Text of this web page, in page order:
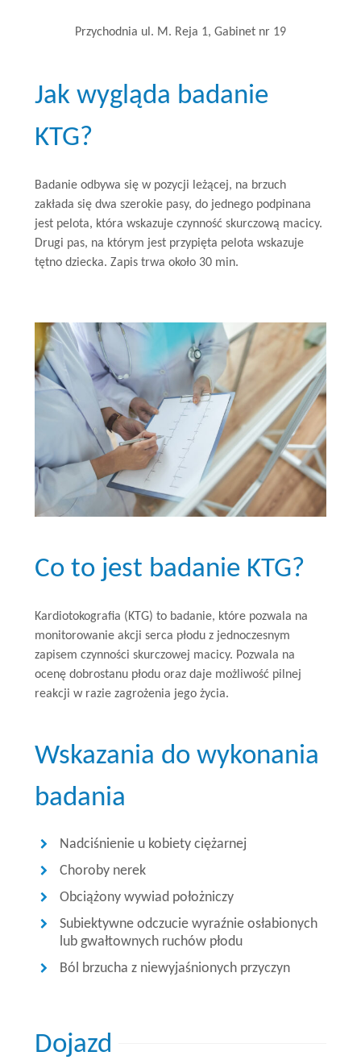
Przychodnia ul. M. Reja 1, Gabinet nr 19
Jak wygląda badanie
KTG?
Badanie odbywa się w pozycji leżącej, na brzuch
zakłada się dwa szerokie pasy, do jednego podpinana
jest pelota, która wskazuje czynność skurczową macicy.
Drugi pas, na którym jest przypięta pelota wskazuje
tętno dziecka. Zapis trwa około 30 min.
Co to jest badanie KTG?
Kardiotokografia (KTG) to badanie, które pozwala na
monitorowanie akcji serca płodu z jednoczesnym
zapisem czynności skurczowej macicy. Pozwala na
ocenę dobrostanu płodu oraz daje możliwość pilnej
reakcji w razie zagrożenia jego życia.
Wskazania do wykonania
badania
Nadciśnienie u kobiety ciężarnej
Choroby nerek
Obciążony wywiad położniczy
Subiektywne odczucie wyraźnie osłabionych
lub gwałtownych ruchów płodu
Ból brzucha z niewyjaśnionych przyczyn
Dojazd